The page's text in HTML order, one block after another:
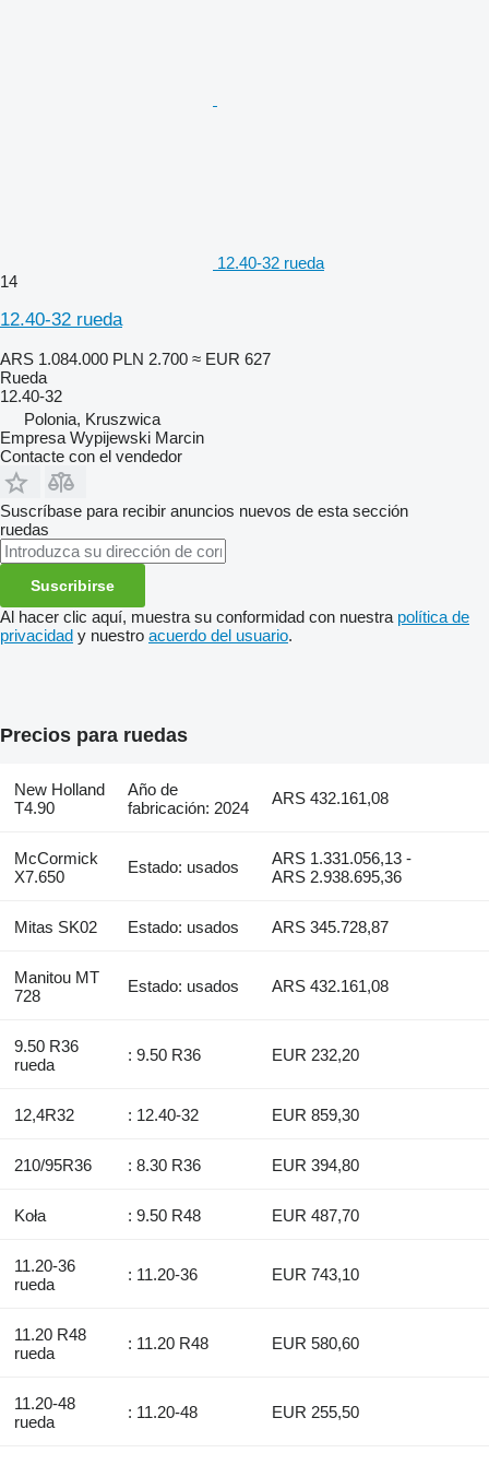
12.40-32 rueda
14
12.40-32 rueda
ARS 1.084.000 PLN 2.700 ≈ EUR 627
Rueda
12.40-32
Polonia, Kruszwica
Empresa Wypijewski Marcin
Contacte con el vendedor
Suscríbase para recibir anuncios nuevos de esta sección
ruedas
Suscribirse
Al hacer clic aquí, muestra su conformidad con nuestra política de
privacidad y nuestro acuerdo del usuario.
Precios para ruedas
New Holland
T4.90
Año de
fabricación: 2024
ARS 432.161,08
McCormick
X7.650
Estado: usados
ARS 1.331.056,13 -
ARS 2.938.695,36
Mitas SK02 Estado: usados ARS 345.728,87
Manitou MT
728
Estado: usados ARS 432.161,08
9.50 R36
rueda
: 9.50 R36 EUR 232,20
12,4R32 : 12.40-32 EUR 859,30
210/95R36 : 8.30 R36 EUR 394,80
Koła : 9.50 R48 EUR 487,70
11.20-36
rueda
: 11.20-36 EUR 743,10
11.20 R48
rueda
: 11.20 R48 EUR 580,60
11.20-48
rueda
: 11.20-48 EUR 255,50